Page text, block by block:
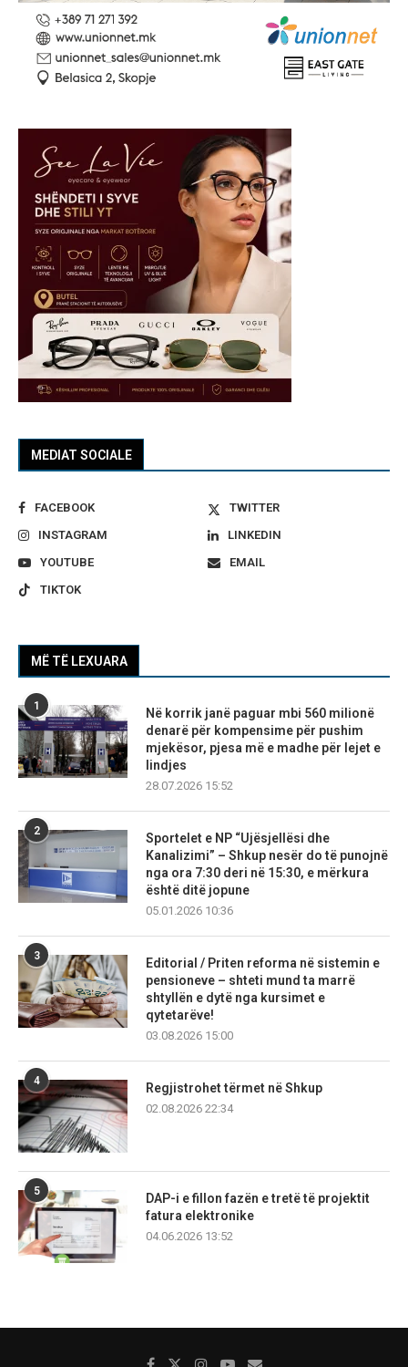
MEDIAT SOCIALE
FACEBOOK
TWITTER
INSTAGRAM
LINKEDIN
YOUTUBE
EMAIL
TIKTOK
MË TË LEXUARA
1
Në korrik janë paguar mbi 560 milionë
denarë për kompensime për pushim
mjekësor, pjesa më e madhe për lejet e
lindjes
28.07.2026 15:52
2
Sportelet e NP “Ujësjellësi dhe
Kanalizimi” – Shkup nesër do të punojnë
nga ora 7:30 deri në 15:30, e mërkura
është ditë jopune
05.01.2026 10:36
3
Editorial / Priten reforma në sistemin e
pensioneve – shteti mund ta marrë
shtyllën e dytë nga kursimet e
qytetarëve!
03.08.2026 15:00
4
Regjistrohet tërmet në Shkup
02.08.2026 22:34
5
DAP-i e fillon fazën e tretë të projektit
fatura elektronike
04.06.2026 13:52